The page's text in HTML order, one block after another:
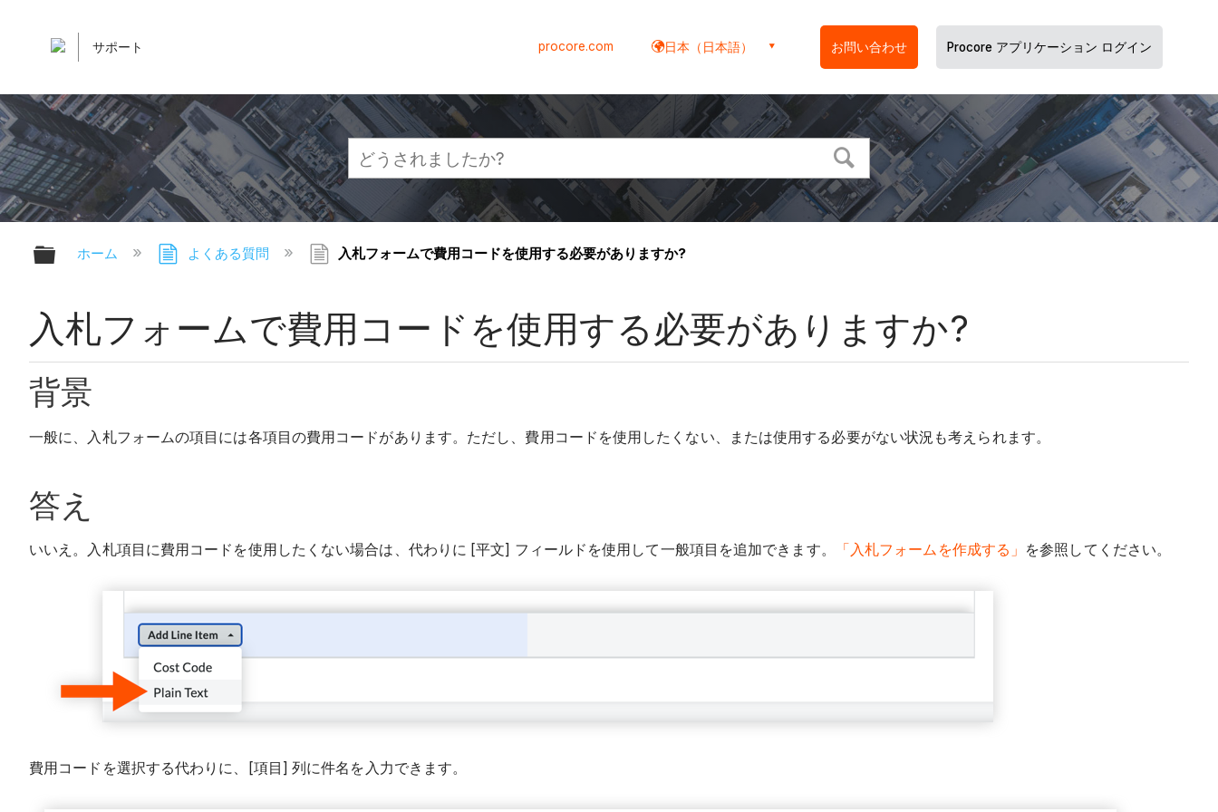
サポート procore.com 日本（日本語） お問い合わせ Procore アプリケーション ログイン
グローバル階層を展開/折りたたむ
ホーム よくある質問 入札フォームで費用コードを使用する必要がありますか?
入札フォームで費用コードを使用する必要がありますか?
背景
一般に、入札フォームの項目には各項目の費用コードがあります。ただし、費用コードを使用したくない、または使用する必要がない状況も考えられます。
答え
いいえ。入札項目に費用コードを使用したくない場合は、代わりに [平文] フィールドを使用して一般項目を追加できます。 「入札フォームを作成する」 を参照してください。
費用コードを選択する代わりに、[項目] 列に件名を入力できます。